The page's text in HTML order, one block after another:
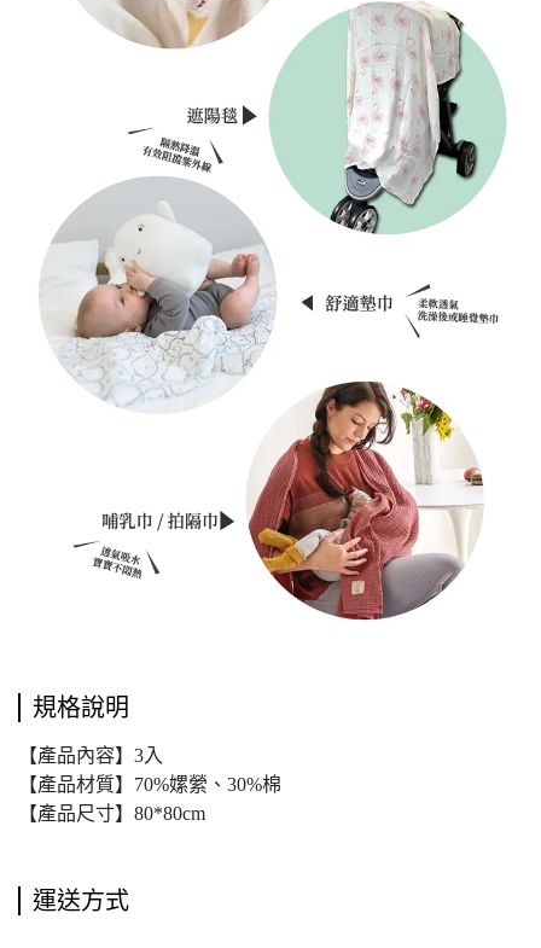
規格說明
【產品內容】3入
【產品材質】70%嫘縈、30%棉
【產品尺寸】80*80cm
運送方式